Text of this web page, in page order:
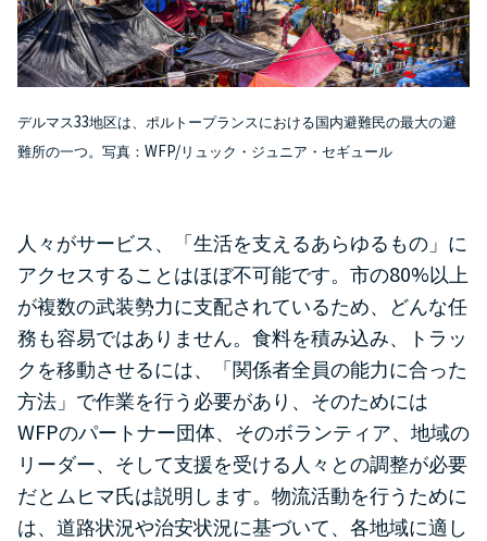
デルマス33地区は、ポルトープランスにおける国内避難民の最大の避
難所の一つ。写真： WFP/ リュック・ジュニア・セギュール
人々がサービス、「生活を支えるあらゆるもの」に
アクセスすることはほぼ不可能です。市の80%以上
が複数の武装勢力に支配されているため、どんな任
務も容易ではありません。食料を積み込み、トラッ
クを移動させるには、「関係者全員の能力に合った
方法」で作業を行う必要があり、そのためには
WFPのパートナー団体、そのボランティア、地域の
リーダー、そして支援を受ける人々との調整が必要
だとムヒマ氏は説明します。物流活動を行うために
は、道路状況や治安状況に基づいて、各地域に適し